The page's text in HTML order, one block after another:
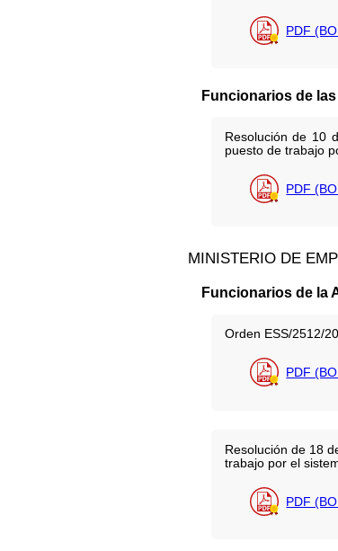
PDF
Funcionarios de
Resolución de 10
puesto de trabajo
PDF
MINISTERIO DE
Funcionarios de la
Orden ESS/2512/
PDF
Resolución de 18
trabajo por el
PDF